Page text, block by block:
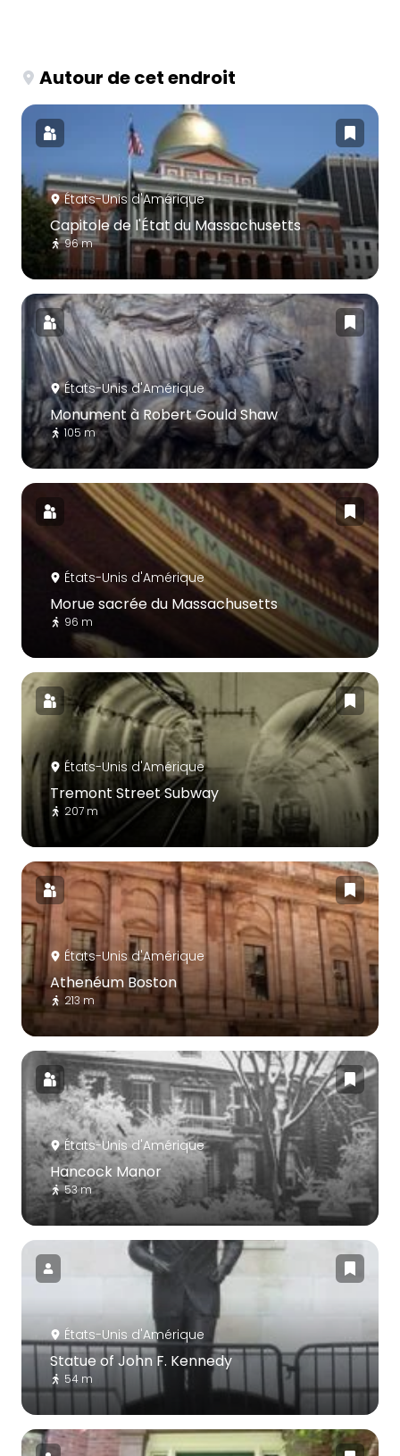
Autour de cet endroit
États-Unis d'Amérique
Capitole de l'État du Massachusetts
96 m
États-Unis d'Amérique
Monument à Robert Gould Shaw
105 m
États-Unis d'Amérique
Morue sacrée du Massachusetts
96 m
États-Unis d'Amérique
Tremont Street Subway
207 m
États-Unis d'Amérique
Athenéum Boston
213 m
États-Unis d'Amérique
Hancock Manor
53 m
États-Unis d'Amérique
Statue of John F. Kennedy
54 m